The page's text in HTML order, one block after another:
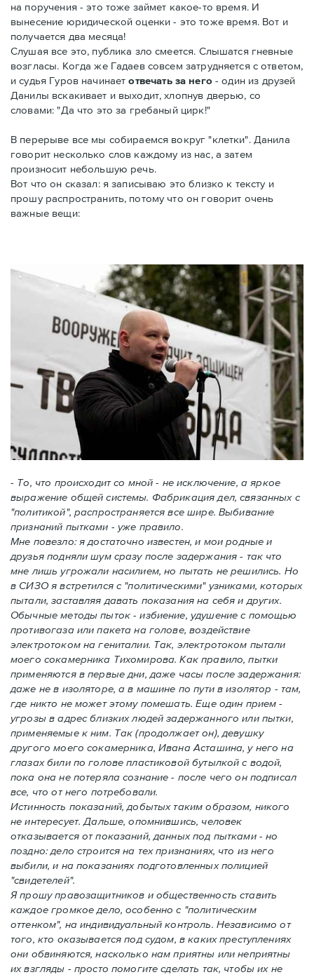
на поручения - это тоже займет какое-то время. И
вынесение юридической оценки - это тоже время. Вот и
получается два месяца!
Слушая все это, публика зло смеется. Слышатся гневные
возгласы. Когда же Гадаев совсем затрудняется с ответом,
и судья Гуров начинаетотвечать за него- один из друзей
Данилы вскакивает и выходит, хлопнув дверью, со
словами: "Да что это за гребаный цирк!"
В перерыве все мы собираемся вокруг "клетки". Данила
говорит несколько слов каждому из нас, а затем
произносит небольшую речь.
Вот что он сказал: я записываю это близко к тексту и
прошу распространить, потому что он говорит очень
важные вещи:
- То, что происходит со мной - не исключение, а яркое
выражение общей системы. Фабрикация дел, связанных с
"политикой", распространяется все шире. Выбивание
признаний пытками - уже правило.
Мне повезло: я достаточно известен, и мои родные и
друзья подняли шум сразу после задержания - так что
мне лишь угрожали насилием, но пытать не решились. Но
в СИЗО я встретился с "политическими" узниками, которых
пытали, заставляя давать показания на себя и других.
Обычные методы пыток - избиение, удушение с помощью
противогаза или пакета на голове, воздействие
электротоком на гениталии. Так, электротоком пытали
моего сокамерника Тихомирова. Как правило, пытки
применяются в первые дни, даже часы после задержания:
даже не в изоляторе, а в машине по пути в изолятор - там,
где никто не может этому помешать. Еще один прием -
угрозы в адрес близких людей задержанного или пытки,
применяемые к ним. Так (продолжает он), девушку
другого моего сокамерника, Ивана Асташина, у него на
глазах били по голове пластиковой бутылкой с водой,
пока она не потеряла сознание - после чего он подписал
все, что от него потребовали.
Истинность показаний, добытых таким образом, никого
не интересует. Дальше, опомнившись, человек
отказывается от показаний, данных под пытками - но
поздно: дело строится на тех признаниях, что из него
выбили, и на показаниях подготовленных полицией
"свидетелей".
Я прошу правозащитников и общественность ставить
каждое громкое дело, особенно с "политическим
оттенком", на индивидуальный контроль. Независимо от
того, кто оказывается под судом, в каких преступлениях
они обвиняются, насколько нам приятны или неприятны
их взгляды - просто помогите сделать так, чтобы их не